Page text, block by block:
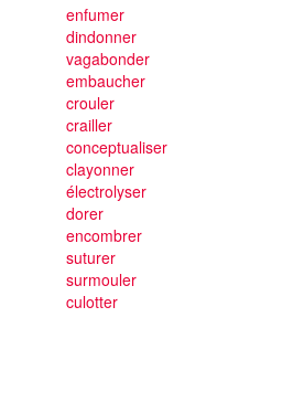
enfumer
dindonner
vagabonder
embaucher
crouler
crailler
conceptualiser
clayonner
électrolyser
dorer
encombrer
suturer
surmouler
culotter